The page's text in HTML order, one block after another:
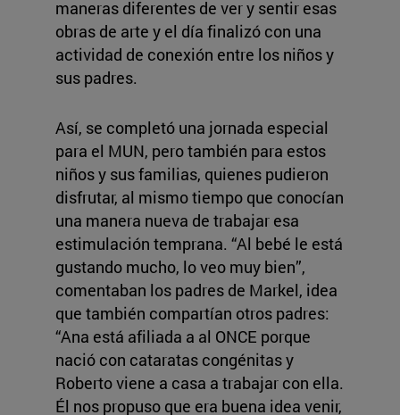
maneras diferentes de ver y sentir esas
obras de arte y el día finalizó con una
actividad de conexión entre los niños y
sus padres.
Así, se completó una jornada especial
para el MUN, pero también para estos
niños y sus familias, quienes pudieron
disfrutar, al mismo tiempo que conocían
una manera nueva de trabajar esa
estimulación temprana. “Al bebé le está
gustando mucho, lo veo muy bien”,
comentaban los padres de Markel, idea
que también compartían otros padres:
“Ana está afiliada a al ONCE porque
nació con cataratas congénitas y
Roberto viene a casa a trabajar con ella.
Él nos propuso que era buena idea venir,